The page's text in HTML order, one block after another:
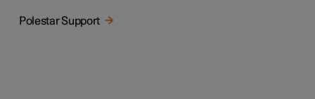
Polestar Support